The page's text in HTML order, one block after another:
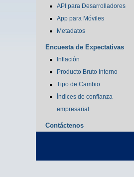
API para Desarrolladores
App para Móviles
Metadatos
Encuesta de Expectativas
Inflación
Producto Bruto Interno
Tipo de Cambio
Índices de confianza
empresarial
Contáctenos